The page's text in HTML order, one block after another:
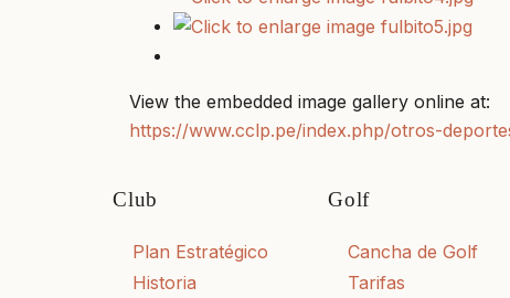
View the embedded image gallery online at:
https://www.cclp.pe/index.php/otros-
Club
Plan Estratégico
Historia
Golf
Cancha de Golf
Tarifas